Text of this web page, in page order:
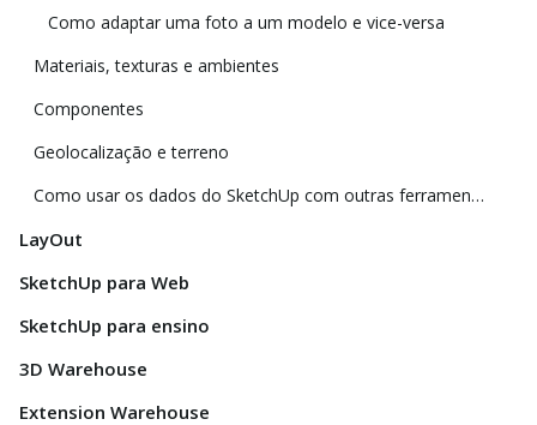
Como adaptar uma foto a um modelo e vice-versa
Materiais, texturas e ambientes
Componentes
Geolocalização e terreno
Como usar os dados do SketchUp com outras ferramentas e programas de modelagem
LayOut
SketchUp para Web
SketchUp para ensino
3D Warehouse
Extension Warehouse